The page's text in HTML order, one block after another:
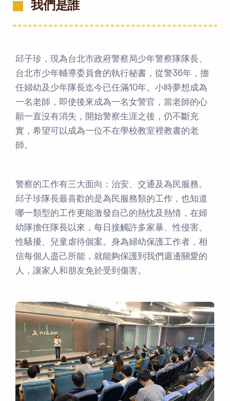
我們是誰
邱子珍，現為台北市政府警察局少年警察隊隊長、
台北市少年輔導委員會的執行秘書，從警36年，擔
任婦幼及少年隊長迄今已任滿10年。小時夢想成為
一名老師，即使後來成為一名女警官，當老師的心
願一直沒有消失，開始警察生涯之後，仍不斷充
實，希望可以成為一位不在學校教室裡教書的老
師。
警察的工作有三大面向：治安、交通及為民服務。
邱子珍隊長最喜歡的是為民服務類的工作，也知道
哪一類型的工作更能激發自己的熱忱及熱情，在婦
幼隊擔任隊長以來，每日接觸許多家暴、性侵害、
性騷擾、兒童虐待個案。身為婦幼保護工作者，相
信每個人盡己所能，就能夠保護到我們週邊關愛的
人，讓家人和朋友免於受到傷害。